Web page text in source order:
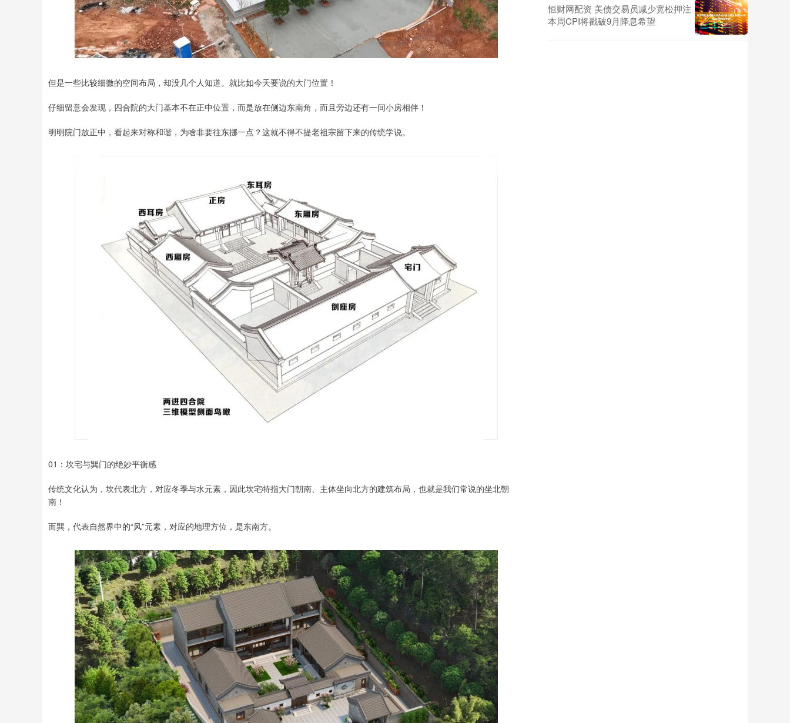
但是一些比较细微的空间布局，却没几个人知道。就比如今天要说的大门位置！
仔细留意会发现，四合院的大门基本不在正中位置，而是放在侧边东南角，而且旁边还有一间小房相伴！
明明院门放正中，看起来对称和谐，为啥非要往东挪一点？这就不得不提老祖宗留下来的传统学说。
01：坎宅与巽门的绝妙平衡感
传统文化认为，坎代表北方，对应冬季与水元素，因此坎宅特指大门朝南、主体坐向北方的建筑布局，也就是我们常说的坐北朝
南！
而巽，代表自然界中的“风”元素，对应的地理方位，是东南方。
恒财网配资 美债交易员减少宽松押注
本周CPI将戳破9月降息希望